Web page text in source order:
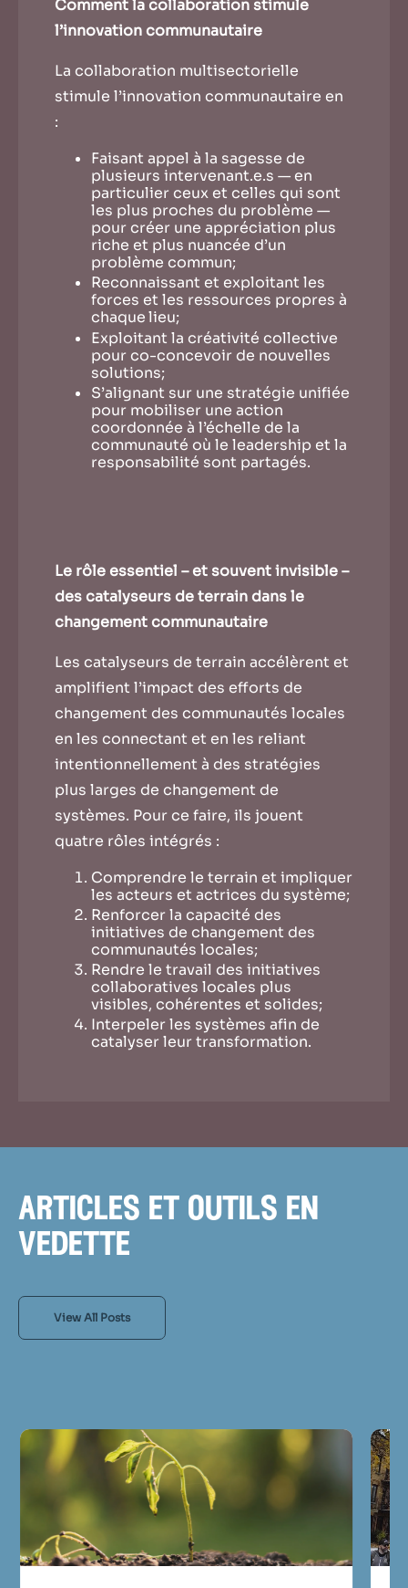
Comment la collaboration stimule
l’innovation communautaire
La collaboration multisectorielle
stimule l’innovation communautaire en
:
Faisant appel à la sagesse de
plusieurs intervenant.e.s — en
particulier ceux et celles qui sont
les plus proches du problème —
pour créer une appréciation plus
riche et plus nuancée d’un
problème commun;
Reconnaissant et exploitant les
forces et les ressources propres à
chaque lieu;
Exploitant la créativité collective
pour co-concevoir de nouvelles
solutions;
S’alignant sur une stratégie unifiée
pour mobiliser une action
coordonnée à l’échelle de la
communauté où le leadership et la
responsabilité sont partagés.
Le rôle essentiel – et souvent invisible –
des catalyseurs de terrain dans le
changement communautaire
Les catalyseurs de terrain accélèrent et
amplifient l’impact des efforts de
changement des communautés locales
en les connectant et en les reliant
intentionnellement à des stratégies
plus larges de changement de
systèmes. Pour ce faire, ils jouent
quatre rôles intégrés :
Comprendre le terrain et impliquer
les acteurs et actrices du système;
Renforcer la capacité des
initiatives de changement des
communautés locales;
Rendre le travail des initiatives
collaboratives locales plus
visibles, cohérentes et solides;
Interpeler les systèmes afin de
catalyser leur transformation.
articles et outils en
vedette
View All Posts